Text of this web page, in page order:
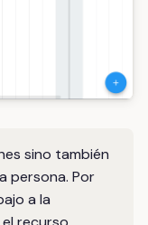
sino también
persona. Por
a la